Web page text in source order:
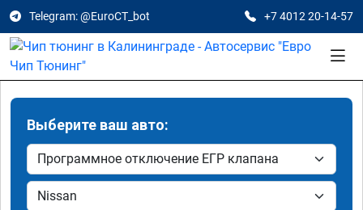
Telegram: @EuroCT_bot +7 4012 20-14-57
Выберите ваш авто: